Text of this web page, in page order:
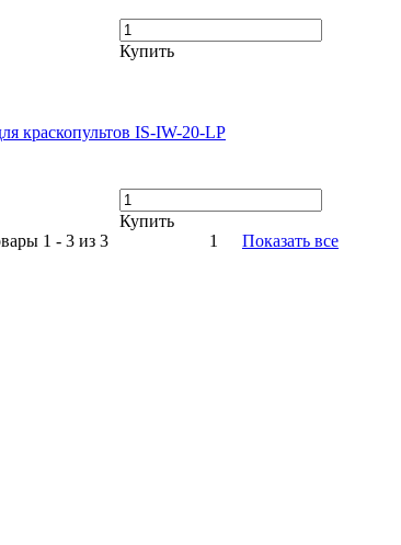
Купить
краскопультов IS-IW-20-LP
Купить
1 - 3 из 3 1
Показать все